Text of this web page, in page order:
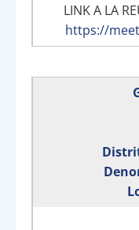
LINK A LA
https://